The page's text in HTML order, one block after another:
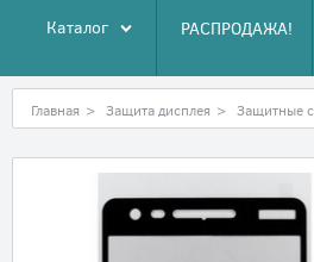
Каталог РАСПРОДАЖА!
Главная > Защита дисплея > Защитные